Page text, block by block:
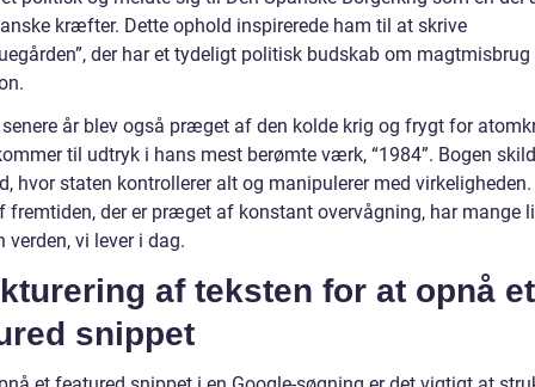
kræfter. Dette ophold inspirerede ham til at skrive
der har et tydeligt politisk budskab om magtmisbrug
senere år blev også præget af den kolde krig og frygt for
til udtryk i hans mest berømte værk, “1984”. Bogen
hvor staten kontrollerer alt og manipulerer med virkeligheden.
fremtiden, der er præget af konstant overvågning, har mange
verden, vi lever i dag.
af teksten for at opnå et
snippet